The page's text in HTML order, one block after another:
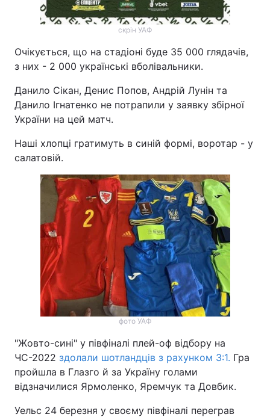
скрін УАФ
Очікується, що на стадіоні буде 35 000 глядачів,
з них - 2 000 українські вболівальники.
Данило Сікан, Денис Попов, Андрій Лунін та
Данило Ігнатенко не потрапили у заявку збірної
України на цей матч.
Наші хлопці гратимуть в синій формі, воротар - у
салатовій.
фото УАФ
"Жовто-сині" у півфіналі плей-оф відбору на
ЧС-2022 здолали шотландців з рахунком 3:1. Гра
пройшла в Глазго й за Україну голами
відзначилися Ярмоленко, Яремчук та Довбик.
Уельс 24 березня у своєму півфіналі переграв